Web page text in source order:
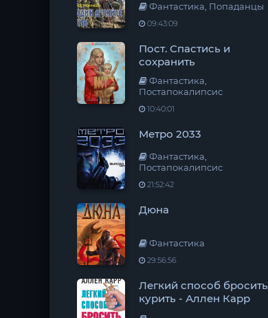
Фантастика, Попаданцы
09:43:09
Пост. Спастись и
сохранить
Фантастика,
Постапокалипсис
10:40:01
Метро 2033
Фантастика,
Постапокалипсис
21:52:42
Дюна
Фантастика
29:56:56
Легкий способ бросить
курить - Аллен Карр